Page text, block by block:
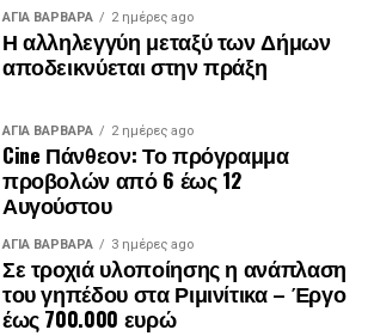
ΑΓΙΑ ΒΑΡΒΑΡΑ 2 ημέρες ago
Η αλληλεγγύη μεταξύ των Δήμων
αποδεικνύεται στην πράξη
ΑΓΙΑ ΒΑΡΒΑΡΑ 2 ημέρες ago
Cine Πάνθεον: Το πρόγραμμα
προβολών από 6 έως 12
Αυγούστου
ΑΓΙΑ ΒΑΡΒΑΡΑ 3 ημέρες ago
Σε τροχιά υλοποίησης η ανάπλαση
του γηπέδου στα Ριμινίτικα – Έργο
έως 700.000 ευρώ